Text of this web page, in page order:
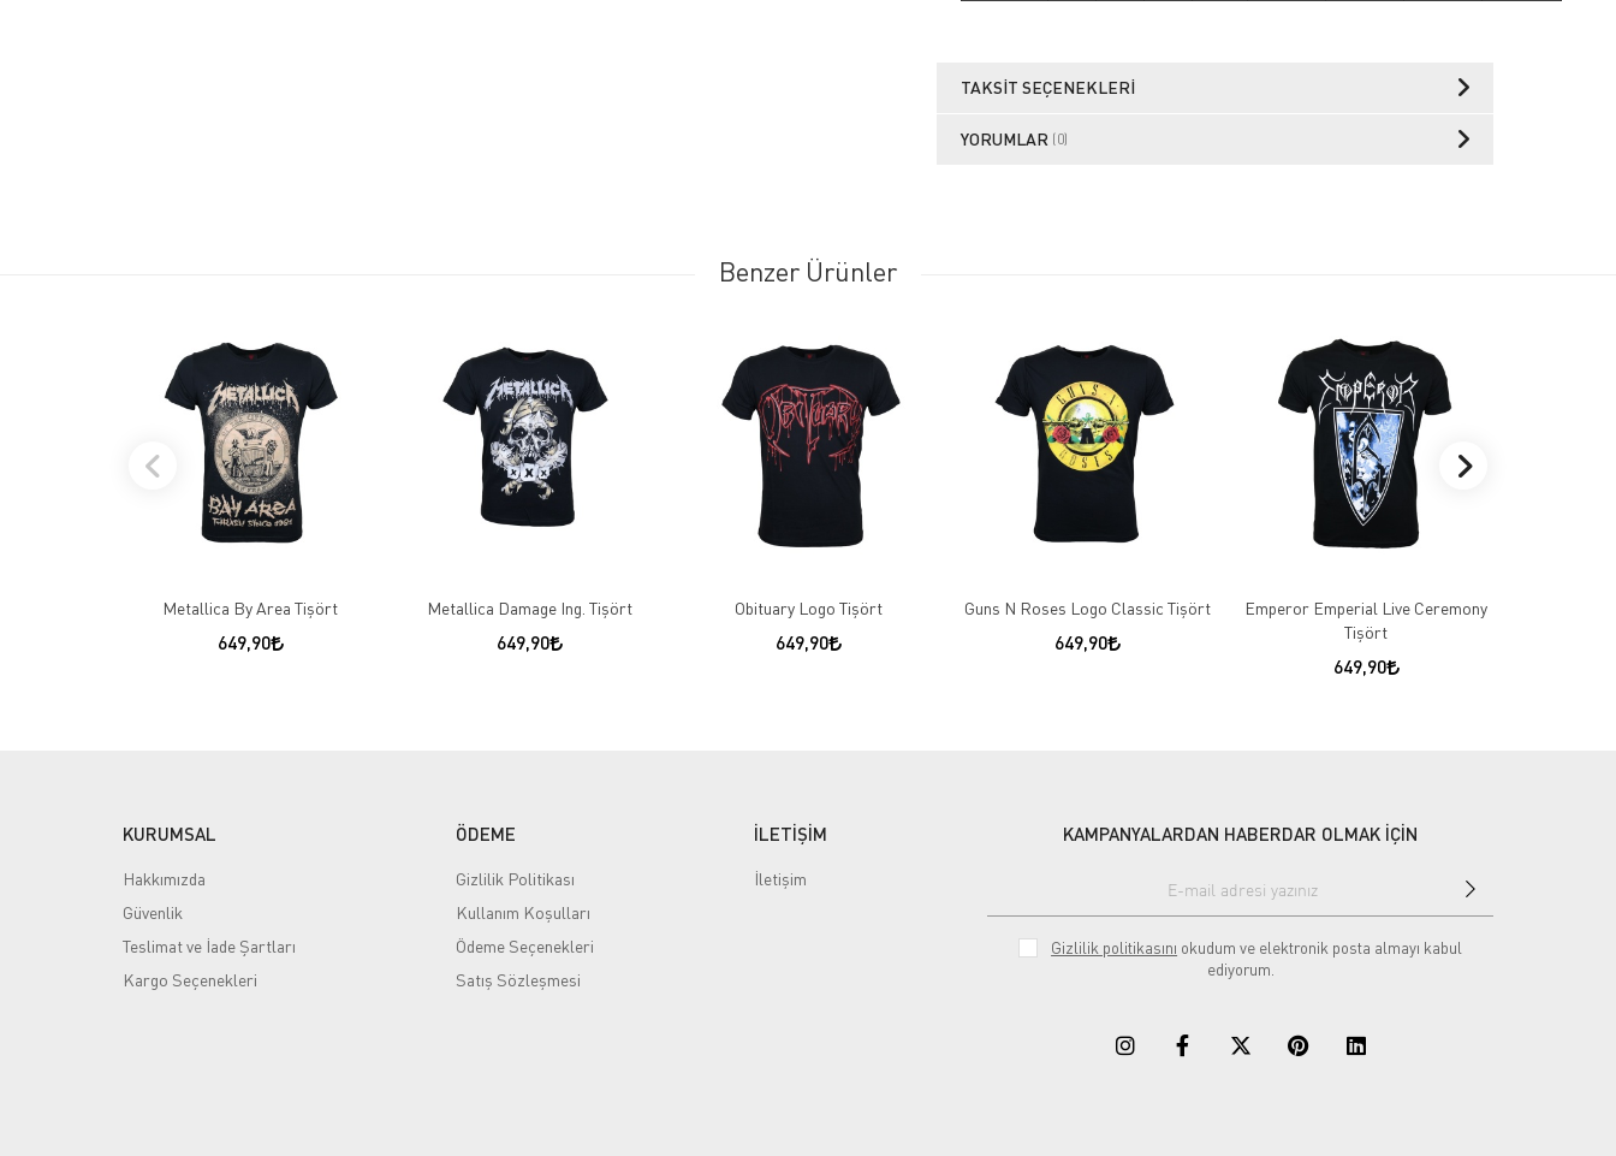
TAKSIT SEÇENEKLERI
YORUMLAR (0)
Benzer Ürünler
Metallica By Area Tişört
649,90
Metallica Damage Ing. Tişört
649,90
Obituary Logo Tişört
649,90
Guns N Roses Logo Classic Tişört
649,90
Emperor Emperial Live Ceremony
Tişört
649,90
KURUMSAL
Hakkımızda
Güvenlik
Teslimat ve İade Şartları
Kargo Seçenekleri
ÖDEME
Gizlilik Politikası
Kullanım Koşulları
Ödeme Seçenekleri
Satış Sözleşmesi
İLETİŞİM
İletişim
KAMPANYALARDAN HABERDAR OLMAK İÇİN
Gizlilik politikasını okudum ve elektronik posta almayı kabul
ediyorum.